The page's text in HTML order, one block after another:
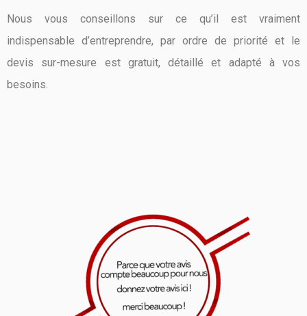
Nous vous conseillons sur ce qu’il est vraiment
indispensable d’entreprendre, par ordre de priorité et le
devis sur-mesure est gratuit, détaillé et adapté à vos
besoins.